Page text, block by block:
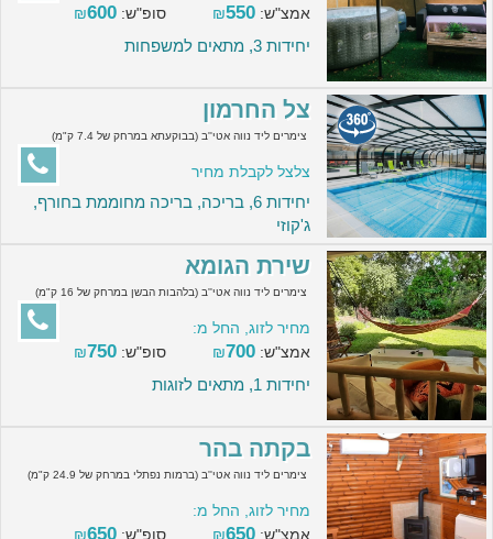
אמצ"ש:
₪550 סופ"ש: ₪600
יחידות 3, מתאים למשפחות
צל החרמון
צימרים ליד נווה אטי''ב (בבוקעתא במרחק של 7.4 ק"מ)
צלצל לקבלת מחיר
יחידות 6, בריכה, בריכה מחוממת בחורף,
ג'קוזי
שירת הגומא
צימרים ליד נווה אטי''ב (בלהבות הבשן במרחק של 16 ק"מ)
מחיר לזוג, החל מ:
אמצ"ש:
₪700 סופ"ש: ₪750
יחידות 1, מתאים לזוגות
בקתה בהר
צימרים ליד נווה אטי''ב (ברמות נפתלי במרחק של 24.9 ק"מ)
מחיר לזוג, החל מ:
אמצ"ש:
₪650 סופ"ש: ₪650